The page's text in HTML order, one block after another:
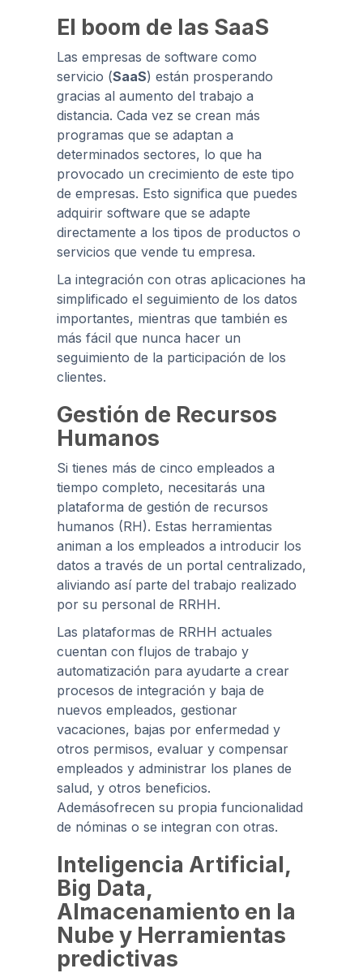
El boom de las SaaS
Las empresas de software como
servicio (SaaS) están prosperando
gracias al aumento del trabajo a
distancia. Cada vez se crean más
programas que se adaptan a
determinados sectores, lo que ha
provocado un crecimiento de este tipo
de empresas. Esto significa que puedes
adquirir software que se adapte
directamente a los tipos de productos o
servicios que vende tu empresa.
La integración con otras aplicaciones ha
simplificado el seguimiento de los datos
importantes, mientras que también es
más fácil que nunca hacer un
seguimiento de la participación de los
clientes.
Gestión de Recursos
Humanos
Si tienes más de cinco empleados a
tiempo completo, necesitarás una
plataforma de gestión de recursos
humanos (RH). Estas herramientas
animan a los empleados a introducir los
datos a través de un portal centralizado,
aliviando así parte del trabajo realizado
por su personal de RRHH.
Las plataformas de RRHH actuales
cuentan con flujos de trabajo y
automatización para ayudarte a crear
procesos de integración y baja de
nuevos empleados, gestionar
vacaciones, bajas por enfermedad y
otros permisos, evaluar y compensar
empleados y administrar los planes de
salud, y otros beneficios.
Ademásofrecen su propia funcionalidad
de nóminas o se integran con otras.
Inteligencia Artificial,
Big Data,
Almacenamiento en la
Nube y Herramientas
predictivas